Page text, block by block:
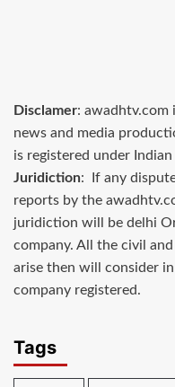
Disclamer: awadhtv.com
news and media
is registered under
Juridiction: If any
reports by the
juridiction will be delhi
company. All the civil
arise then will consider
company registered.
Tags